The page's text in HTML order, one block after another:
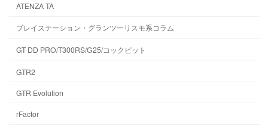
ATENZA TA
プレイステーション・グランツーリスモ系コラム
GT DD PRO/T300RS/G25/コックピット
GTR2
GTR Evolution
rFactor